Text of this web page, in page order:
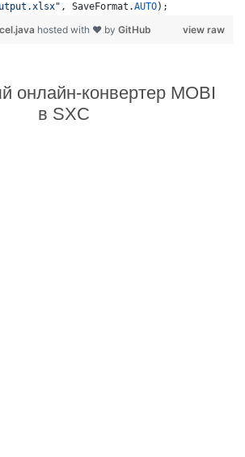
, SaveFormat .AUTO);
view raw
hosted with ❤ by GitHub
онлайн-конвертер MOBI
в SXC